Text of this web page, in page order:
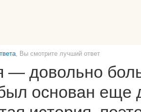
, Вы смотрите лучший ответ
— довольно
основан еще